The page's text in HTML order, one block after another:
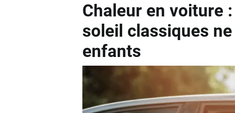
Chaleur en voiture
soleil classiques
enfants